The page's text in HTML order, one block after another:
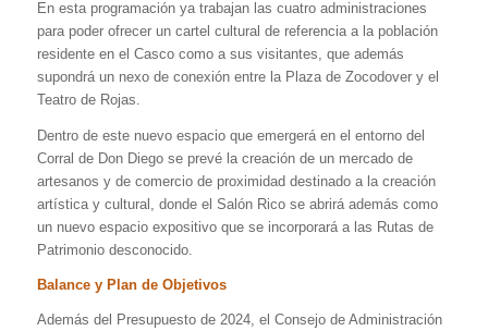
En esta programación ya trabajan las cuatro administraciones
para poder ofrecer un cartel cultural de referencia a la población
residente en el Casco como a sus visitantes, que además
supondrá un nexo de conexión entre la Plaza de Zocodover y el
Teatro de Rojas.
Dentro de este nuevo espacio que emergerá en el entorno del
Corral de Don Diego se prevé la creación de un mercado de
artesanos y de comercio de proximidad destinado a la creación
artística y cultural, donde el Salón Rico se abrirá además como
un nuevo espacio expositivo que se incorporará a las Rutas de
Patrimonio desconocido.
Balance y Plan de Objetivos
Además del Presupuesto de 2024, el Consejo de Administración